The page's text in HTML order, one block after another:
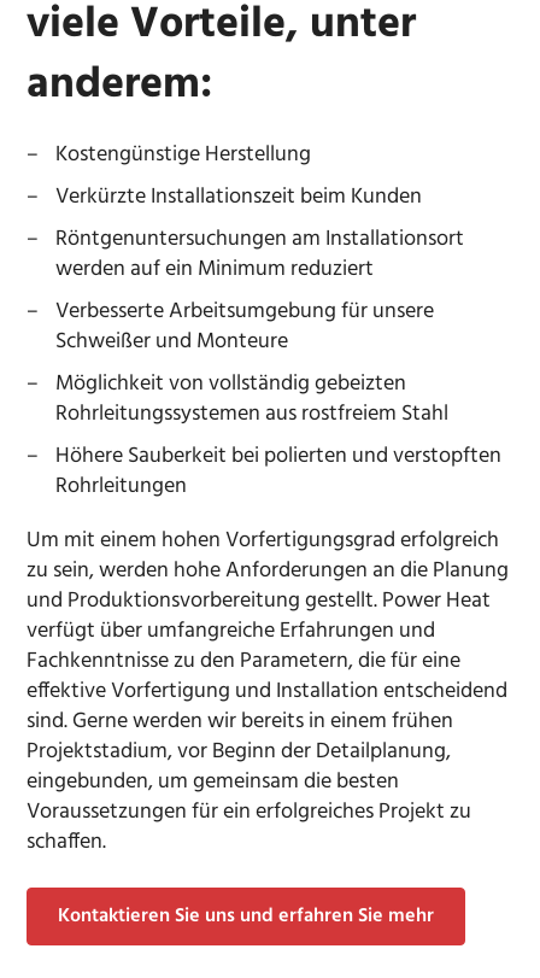
viele Vorteile, unter
anderem:
Kostengünstige Herstellung
Verkürzte Installationszeit beim Kunden
Röntgenuntersuchungen am Installationsort
werden auf ein Minimum reduziert
Verbesserte Arbeitsumgebung für unsere
Schweißer und Monteure
Möglichkeit von vollständig gebeizten
Rohrleitungssystemen aus rostfreiem Stahl
Höhere Sauberkeit bei polierten und verstopften
Rohrleitungen
Um mit einem hohen Vorfertigungsgrad erfolgreich
zu sein, werden hohe Anforderungen an die Planung
und Produktionsvorbereitung gestellt. Power Heat
verfügt über umfangreiche Erfahrungen und
Fachkenntnisse zu den Parametern, die für eine
effektive Vorfertigung und Installation entscheidend
sind. Gerne werden wir bereits in einem frühen
Projektstadium, vor Beginn der Detailplanung,
eingebunden, um gemeinsam die besten
Voraussetzungen für ein erfolgreiches Projekt zu
schaffen.
Kontaktieren Sie uns und erfahren Sie mehr